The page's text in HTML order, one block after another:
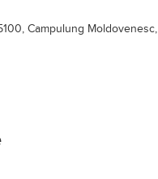
Campulung Moldovenesc,